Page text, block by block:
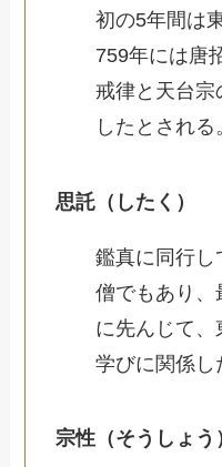
初の5年間は
759年には唐
戒律と天台宗
したとされる
思託（したく）
鑑真に同行し
僧でもあり、
に先んじて
学びに関係し
宗性（そうしょう